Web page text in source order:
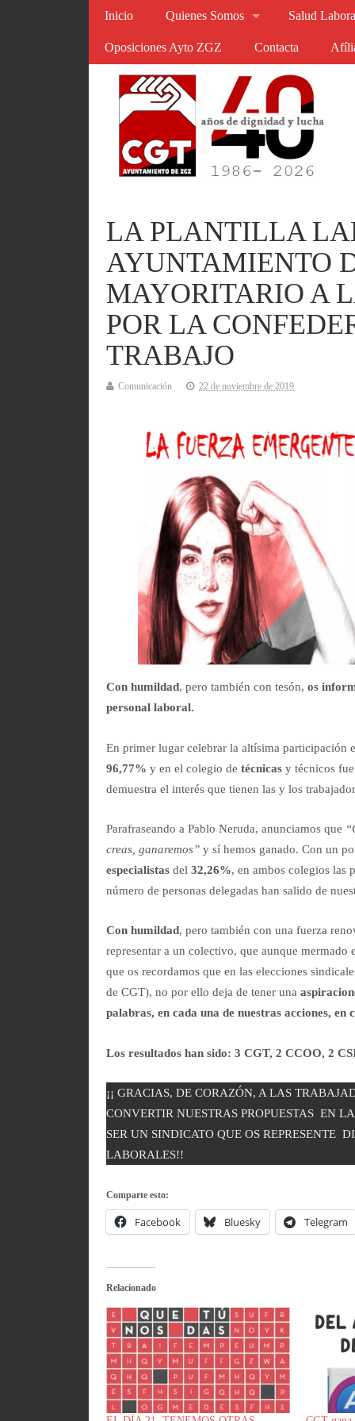
Inicio Quienes Somos Salud
Oposiciones Ayto ZGZ Contacta
LA PLANTILLA
AYUNTAMIENTO
MAYORITARIO A
POR LA
TRABAJO
Comunicación 22 de noviembre de 2019
Con humildad, pero también con tesón,os
personal laboral.
En primer lugar celebrar la altísima participación
96,77% y en el colegio detécnicasy técnicos
demuestra el interés que tienen las y los
Parafraseando a Pablo Neruda, anunciamos que
creas, ganaremos” y sí hemos ganado. Con un
especialistas del32,26%, en ambos colegios las
número de personas delegadas han salido de
Con humildad, pero también con una fuerza
representar a un colectivo, que aunque
que os recordamos que en las elecciones
de CGT), no por ello deja de tener una
palabras, en cada una de nuestras acciones, en
Los resultados han sido: 3 CGT, 2 CCOO, 2
¡¡ GRACIAS, DE CORAZÓN, A LAS
CONVERTIR NUESTRAS PROPUESTAS EN
SER UN SINDICATO QUE OS REPRESENTE
LABORALES!!
Comparte esto:
Facebook Bluesky Telegram
Relacionado